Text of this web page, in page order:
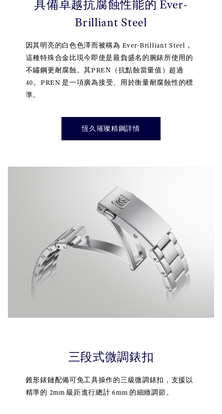
具備卓越抗腐蝕性能的 Ever-
Brilliant Steel
因其明亮的白色色澤而被稱為 Ever-Brilliant Steel，
這種特殊合金比現今即使是最負盛名的腕錶所使用的
不鏽鋼更耐腐蝕。其PREN（抗點蝕當量值）超過
40。PREN 是一項廣為接受、用於衡量耐腐蝕性的標
準。
恆久璀璨精鋼詳情
三段式微調錶扣
錐形錶鏈配備可免工具操作的三級微調錶扣，支援以
精準的 2mm 級距進行總計 6mm 的細緻調節。